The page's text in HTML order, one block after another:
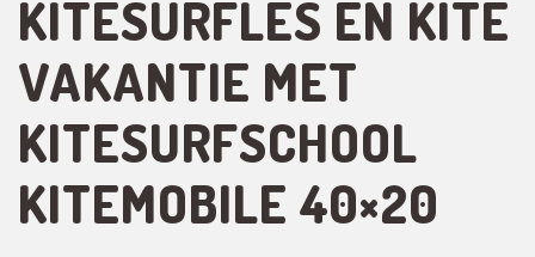
KITESURFLES EN KITE
VAKANTIE MET
KITESURFSCHOOL
KITEMOBILE 40×20